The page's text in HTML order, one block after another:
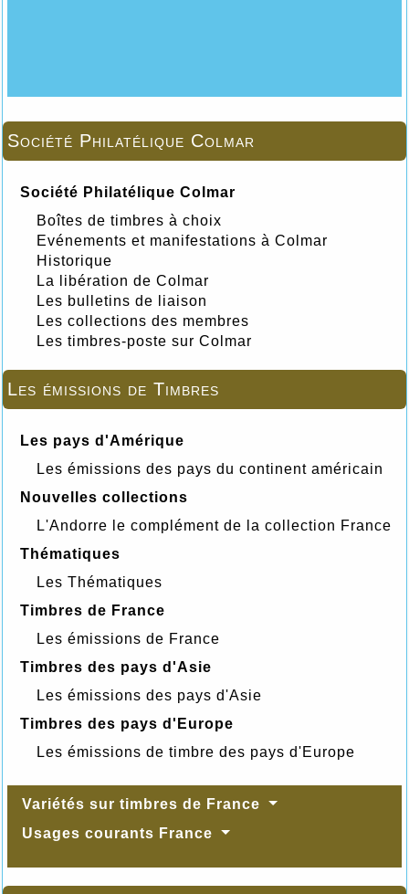
Société Philatélique Colmar
Société Philatélique Colmar
Boîtes de timbres à choix
Evénements et manifestations à Colmar
Historique
La libération de Colmar
Les bulletins de liaison
Les collections des membres
Les timbres-poste sur Colmar
Les émissions de Timbres
Les pays d'Amérique
Les émissions des pays du continent américain
Nouvelles collections
L'Andorre le complément de la collection France
Thématiques
Les Thématiques
Timbres de France
Les émissions de France
Timbres des pays d'Asie
Les émissions des pays d'Asie
Timbres des pays d'Europe
Les émissions de timbre des pays d'Europe
Variétés sur timbres de France
Usages courants France